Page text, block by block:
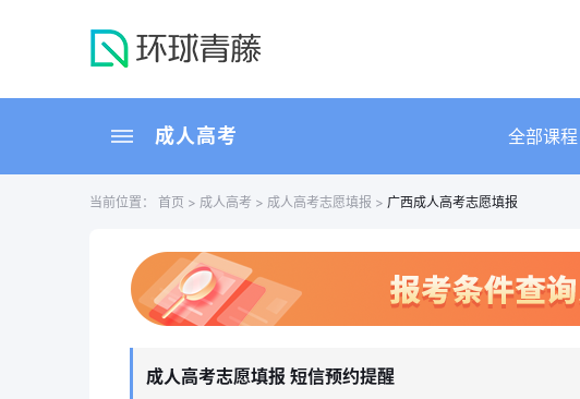
成人高考 全部课程
当前位置： 首页 > 成人高考 > 成人高考志愿填报 > 广西成人高考志愿填报
成人高考志愿填报 短信预约提醒